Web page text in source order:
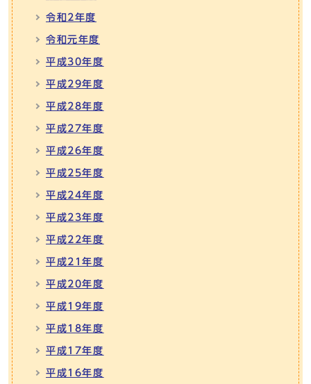
令和2年度
令和元年度
平成30年度
平成29年度
平成28年度
平成27年度
平成26年度
平成25年度
平成24年度
平成23年度
平成22年度
平成21年度
平成20年度
平成19年度
平成18年度
平成17年度
平成16年度